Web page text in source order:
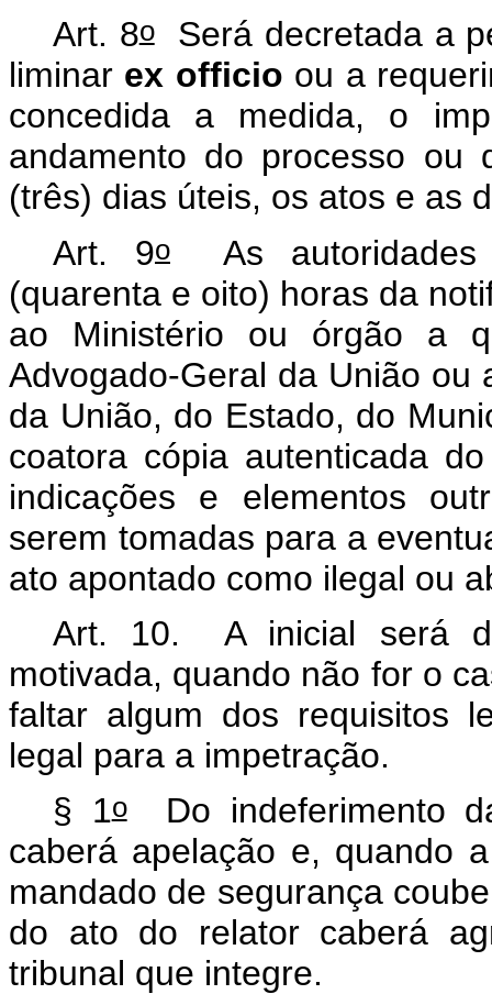
Art. 8oSerá decretada a
liminar ex officio ou a
concedida a medida, o
andamento do processo
(três) dias úteis, os atos e as
Art. 9o As autoridades
(quarenta e oito) horas da
ao Ministério ou órgão a
Advogado-Geral da União ou
da União, do Estado, do
coatora cópia autenticada
indicações e elementos
serem tomadas para a
ato apontado como ilegal ou
Art. 10. A inicial será
motivada, quando não for o
faltar algum dos requisitos
legal para a impetração.
§ 1oDo indeferimento
caberá apelação e, quando
mandado de segurança
do ato do relator caberá
tribunal que integre.